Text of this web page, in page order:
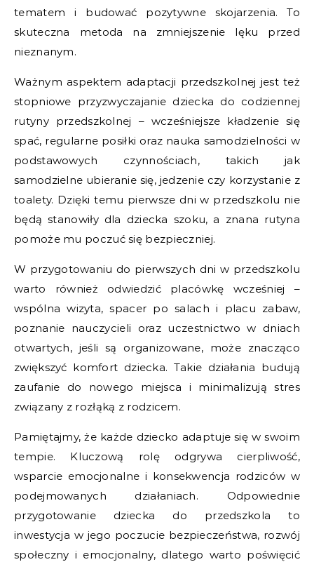
tematem i budować pozytywne skojarzenia. To
skuteczna metoda na zmniejszenie lęku przed
nieznanym.
Ważnym aspektem adaptacji przedszkolnej jest też
stopniowe przyzwyczajanie dziecka do codziennej
rutyny przedszkolnej – wcześniejsze kładzenie się
spać, regularne posiłki oraz nauka samodzielności w
podstawowych czynnościach, takich jak
samodzielne ubieranie się, jedzenie czy korzystanie z
toalety. Dzięki temu pierwsze dni w przedszkolu nie
będą stanowiły dla dziecka szoku, a znana rutyna
pomoże mu poczuć się bezpieczniej.
W przygotowaniu do pierwszych dni w przedszkolu
warto również odwiedzić placówkę wcześniej –
wspólna wizyta, spacer po salach i placu zabaw,
poznanie nauczycieli oraz uczestnictwo w dniach
otwartych, jeśli są organizowane, może znacząco
zwiększyć komfort dziecka. Takie działania budują
zaufanie do nowego miejsca i minimalizują stres
związany z rozłąką z rodzicem.
Pamiętajmy, że każde dziecko adaptuje się w swoim
tempie. Kluczową rolę odgrywa cierpliwość,
wsparcie emocjonalne i konsekwencja rodziców w
podejmowanych działaniach. Odpowiednie
przygotowanie dziecka do przedszkola to
inwestycja w jego poczucie bezpieczeństwa, rozwój
społeczny i emocjonalny, dlatego warto poświęcić